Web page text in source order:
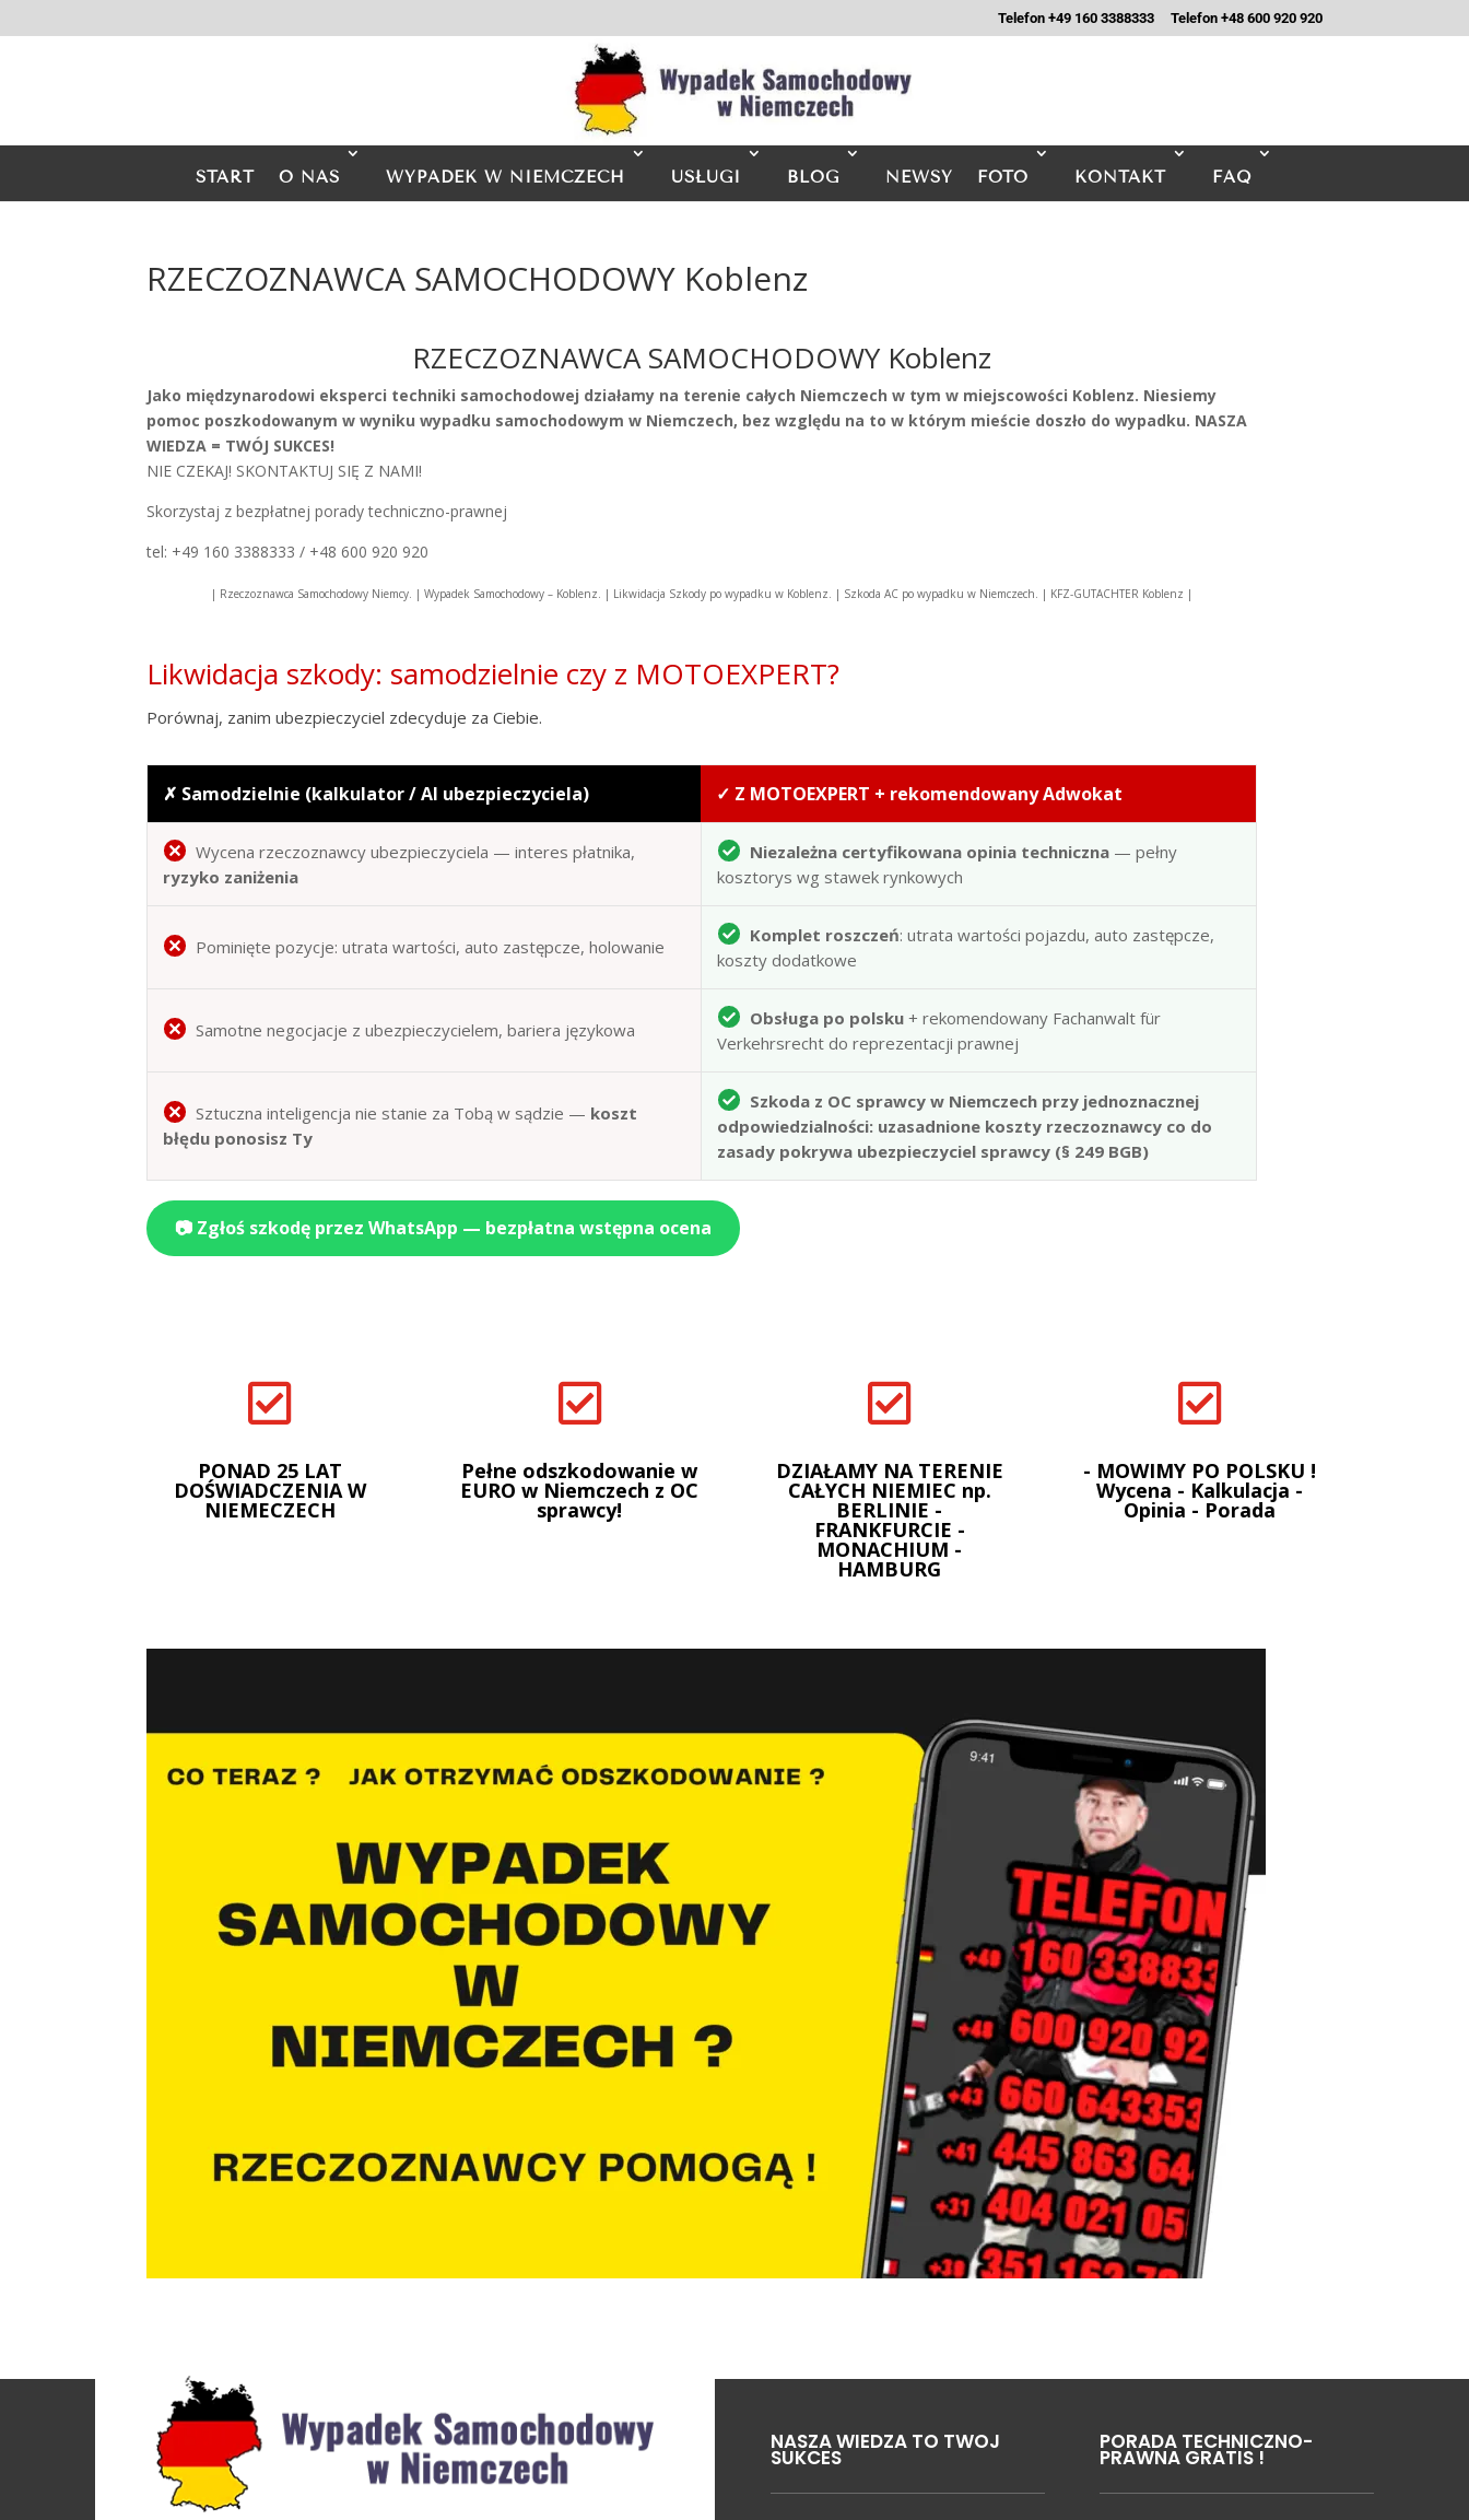
Telefon +49 160 3388333 Telefon +48 600 920 920
START O NAS WYPADEK W NIEMCZECH USŁUGI BLOG NEWSY FOTO KONTAKT FAQ
RZECZOZNAWCA SAMOCHODOWY Koblenz
RZECZOZNAWCA SAMOCHODOWY Koblenz
Jako międzynarodowi eksperci techniki samochodowej działamy na terenie całych Niemczech w tym w miejscowości Koblenz. Niesiemy
pomoc poszkodowanym w wyniku wypadku samochodowym w Niemczech, bez względu na to w którym mieście doszło do wypadku. NASZA
WIEDZA = TWÓJ SUKCES!
NIE CZEKAJ! SKONTAKTUJ SIĘ Z NAMI!
Skorzystaj z bezpłatnej porady techniczno-prawnej
tel: +49 160 3388333 / +48 600 920 920
| Rzeczoznawca Samochodowy Niemcy. | Wypadek Samochodowy – Koblenz. | Likwidacja Szkody po wypadku w Koblenz. | Szkoda AC po wypadku w Niemczech. | KFZ-GUTACHTER Koblenz |
Likwidacja szkody: samodzielnie czy z MOTOEXPERT?
Porównaj, zanim ubezpieczyciel zdecyduje za Ciebie.
✗ Samodzielnie (kalkulator / AI ubezpieczyciela) ✓ Z MOTOEXPERT + rekomendowany Adwokat
Wycena rzeczoznawcy ubezpieczyciela — interes płatnika,
ryzyko zaniżenia
Niezależna certyfikowana opinia techniczna — pełny
kosztorys wg stawek rynkowych
Pominięte pozycje: utrata wartości, auto zastępcze, holowanie
Komplet roszczeń: utrata wartości pojazdu, auto zastępcze,
koszty dodatkowe
Samotne negocjacje z ubezpieczycielem, bariera językowa
Obsługa po polsku + rekomendowany Fachanwalt für
Verkehrsrecht do reprezentacji prawnej
Sztuczna inteligencja nie stanie za Tobą w sądzie — koszt
błędu ponosisz Ty
Szkoda z OC sprawcy w Niemczech przy jednoznacznej
odpowiedzialności: uzasadnione koszty rzeczoznawcy co do
zasady pokrywa ubezpieczyciel sprawcy (§ 249 BGB)
📷 Zgłoś szkodę przez WhatsApp — bezpłatna wstępna ocena

PONAD 25 LAT
DOŚWIADCZENIA W
NIEMECZECH

Pełne odszkodowanie w
EURO w Niemczech z OC
sprawcy!

DZIAŁAMY NA TERENIE
CAŁYCH NIEMIEC np.
BERLINIE -
FRANKFURCIE -
MONACHIUM -
HAMBURG

- MOWIMY PO POLSKU !
Wycena - Kalkulacja -
Opinia - Porada
NASZA WIEDZA TO TWOJ
SUKCES
PORADA TECHNICZNO-
PRAWNA GRATIS !